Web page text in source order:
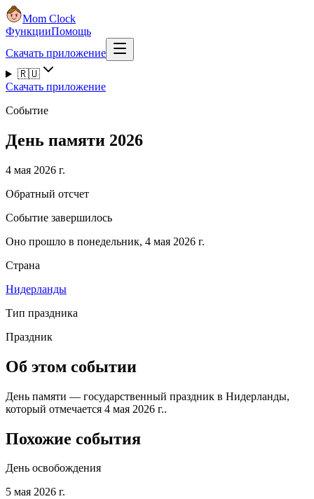
Mom Clock
ФункцииПомощь
Скачать приложение
🇷🇺
Скачать приложение
Событие
День памяти 2026
4 мая 2026 г.
Обратный отсчет
Событие завершилось
Оно прошло в понедельник, 4 мая 2026 г.
Страна
Нидерланды
Тип праздника
Праздник
Об этом событии
День памяти — государственный праздник в Нидерланды,
который отмечается 4 мая 2026 г..
Похожие события
День освобождения
5 мая 2026 г.